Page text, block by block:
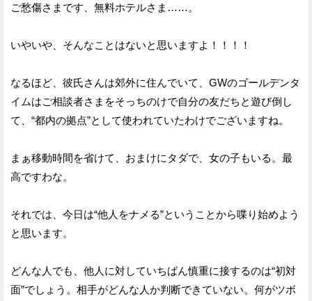
ご愁傷さまです、無料ホテルさま……。
いやいや、そんなことはないと思いますよ！！！！
なるほど、彼氏さんは郊外に住んでいて、GWのゴールデンタ
イムはご相談者さまをそっちのけで自分の友だちと遊び倒し
て、“都内の拠点”として使われていたわけでございますね。
まぁ移動時間を省けて、おまけにタダで、女の子もいる。最
高ですわな。
それでは、今日は“他人をナメる”ということから喋り始めよう
と思います。
どんな人でも、他人に対していちばん慎重に接するのは“初対
面”でしょう。相手がどんな人か判断できていない。何がツボ